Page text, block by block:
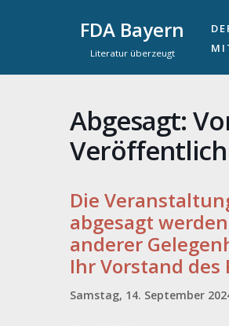
springen
FDA Bayern
Literatur überzeugt
Abgesagt:
Die
abgesagt
anderer
Ihr Vorstand
Samstag, 14. September